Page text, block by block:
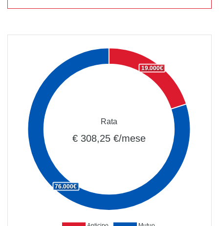
19.000€
76.000€
Rata
€ 308,25 €/mese